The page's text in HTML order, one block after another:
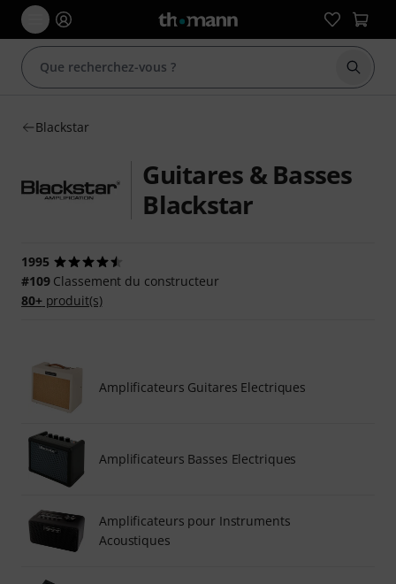
Blackstar
Guitares & Basses
Blackstar
1995
#109Classement du constructeur
80+produit(s)
Amplificateurs Guitares Electriques
Amplificateurs Basses Electriques
Amplificateurs pour Instruments
Acoustiques